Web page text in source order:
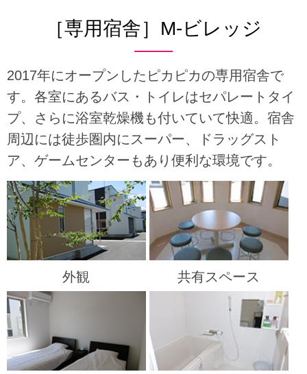
［専用宿舎］M-ビレッジ
2017年にオープンしたピカピカの専用宿舎で
す。各室にあるバス・トイレはセパレートタイ
プ、さらに浴室乾燥機も付いていて快適。宿舎
周辺には徒歩圏内にスーパー、ドラッグスト
ア、ゲームセンターもあり便利な環境です。
外観 共有スペース